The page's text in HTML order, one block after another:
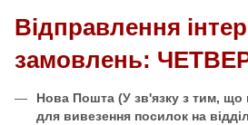
Відправлення
замовлень:
Нова Пошта (У зв'язку з тим,
для вивезення посилок на